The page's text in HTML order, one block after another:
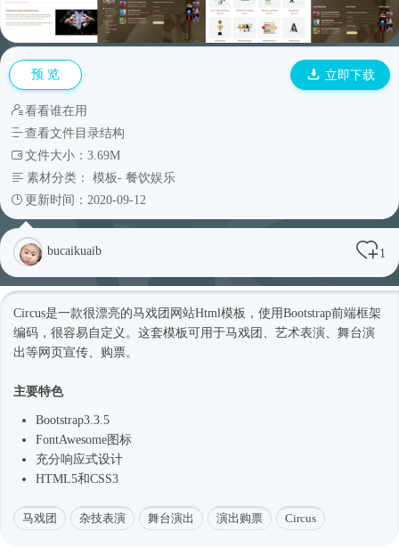
预 览 立即下载
看看谁在用
查看文件目录结构
文件大小：3.69M
素材分类： 模板- 餐饮娱乐
更新时间：2020-09-12
bucaikuaib 1
Circus是一款很漂亮的马戏团网站Html模板 ，使用Bootstrap前端框架
编码，很容易自定义。这套模板可用于马戏团、艺术表演、舞台演
出等网页宣传、购票。
主要特色
Bootstrap3.3.5
FontAwesome图标
充分响应式设计
HTML5和CSS3
马戏团 杂技表演 舞台演出 演出购票 Circus